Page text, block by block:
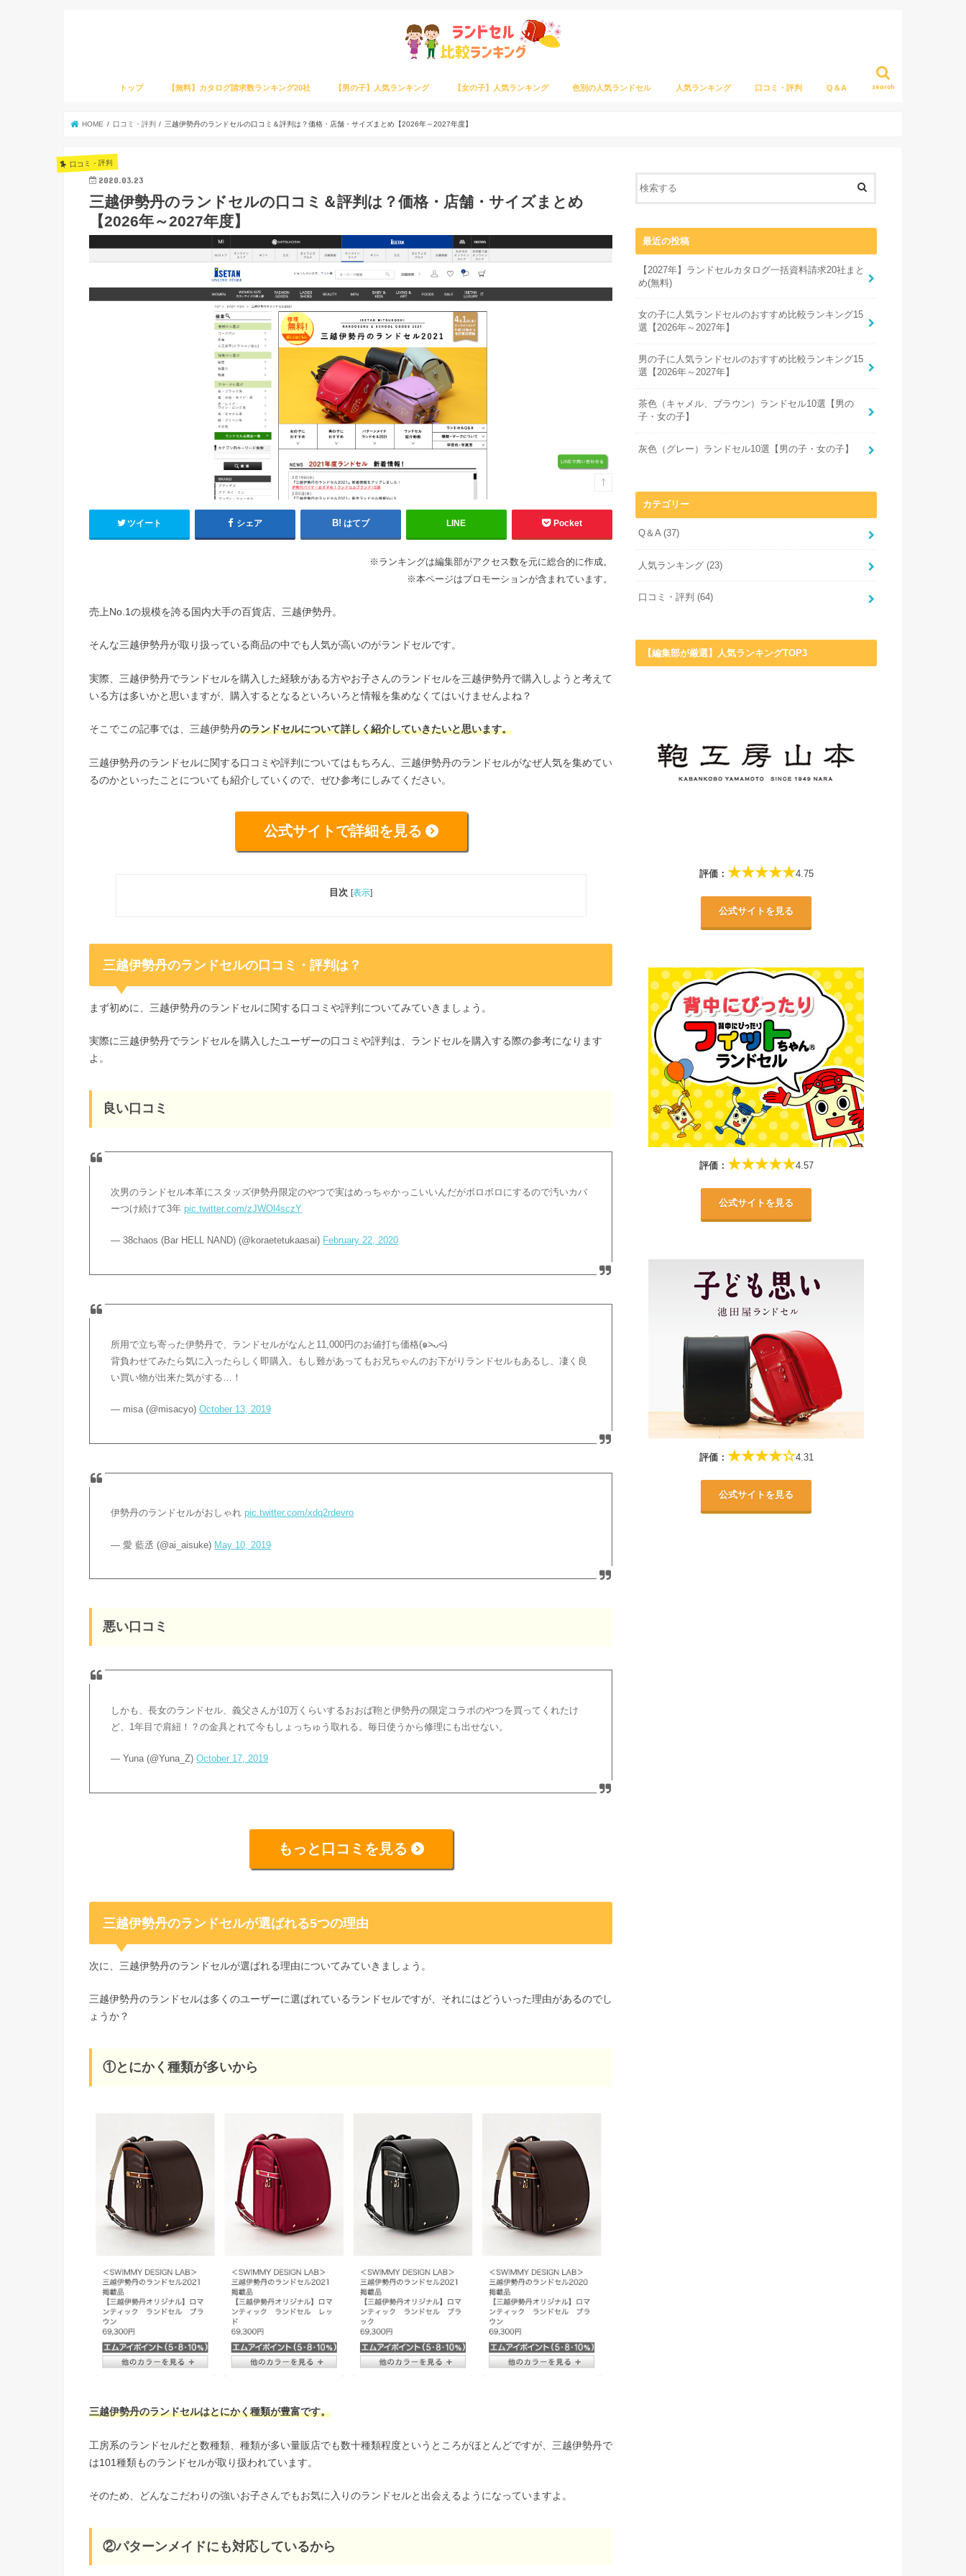
search
トップ 【無料】カタログ請求数ランキング20社 【男の子】人気ランキング 【女の子】人気ランキング 色別の人気ランドセル 人気ランキング 口コミ・評判 Q＆A
HOME 口コミ・評判 三越伊勢丹のランドセルの口コミ＆評判は？価格・店舗・サイズまとめ【2026年～2027年度】
口コミ・評判
2020.03.23
三越伊勢丹のランドセルの口コミ＆評判は？価格・店舗・サイズまとめ
【2026年～2027年度】
ツイート シェア はてブ LINE Pocket
※ランキングは編集部がアクセス数を元に総合的に作成。
※本ページはプロモーションが含まれています。
売上No.1の規模を誇る国内大手の百貨店、三越伊勢丹。
そんな三越伊勢丹が取り扱っている商品の中でも人気が高いのがランドセルです。
実際、三越伊勢丹でランドセルを購入した経験がある方やお子さんのランドセルを三越伊勢丹で購入しようと考えて
いる方は多いかと思いますが、購入するとなるといろいろと情報を集めなくてはいけませんよね？
そこでこの記事では、三越伊勢丹のランドセルについて詳しく紹介していきたいと思います。
三越伊勢丹のランドセルに関する口コミや評判についてはもちろん、三越伊勢丹のランドセルがなぜ人気を集めてい
るのかといったことについても紹介していくので、ぜひ参考にしみてください。
公式サイトで詳細を見る
目次 [表示]
三越伊勢丹のランドセルの口コミ・評判は？
まず初めに、三越伊勢丹のランドセルに関する口コミや評判についてみていきましょう。
実際に三越伊勢丹でランドセルを購入したユーザーの口コミや評判は、ランドセルを購入する際の参考になります
よ。
良い口コミ
次男のランドセル本革にスタッズ伊勢丹限定のやつで実はめっちゃかっこいいんだがボロボロにするので汚いカバ
ーつけ続けて3年pic.twitter.com/zJWOl4sczY
— 38chaos (Bar HELL NAND) (@koraetetukaasai) February 22, 2020
所用で立ち寄った伊勢丹で、ランドセルがなんと11,000円のお値打ち価格(๑˃̵ᴗ˂̵)
背負わせてみたら気に入ったらしく即購入。もし難があってもお兄ちゃんのお下がりランドセルもあるし、凄く良
い買い物が出来た気がする…！
— misa (@misacyo)October 13, 2019
伊勢丹のランドセルがおしゃれpic.twitter.com/xdq2rdevro
— 愛 藍丞 (@ai_aisuke) May 10, 2019
悪い口コミ
しかも、長女のランドセル、義父さんが10万くらいするおおば鞄と伊勢丹の限定コラボのやつを買ってくれたけ
ど、1年目で肩紐！？の金具とれて今もしょっちゅう取れる。毎日使うから修理にも出せない。
— Yuna (@Yuna_Z)October 17, 2019
もっと口コミを見る
三越伊勢丹のランドセルが選ばれる5つの理由
次に、三越伊勢丹のランドセルが選ばれる理由についてみていきましょう。
三越伊勢丹のランドセルは多くのユーザーに選ばれているランドセルですが、それにはどういった理由があるのでし
ょうか？
①とにかく種類が多いから
三越伊勢丹のランドセルはとにかく種類が豊富です。
工房系のランドセルだと数種類、種類が多い量販店でも数十種類程度というところがほとんどですが、三越伊勢丹で
は101種類ものランドセルが取り扱われています。
そのため、どんなこだわりの強いお子さんでもお気に入りのランドセルと出会えるようになっていますよ。
②パターンメイドにも対応しているから
最近の投稿
【2027年】ランドセルカタログ一括資料請求20社まと
め(無料)
女の子に人気ランドセルのおすすめ比較ランキング15
選【2026年～2027年】
男の子に人気ランドセルのおすすめ比較ランキング15
選【2026年～2027年】
茶色（キャメル、ブラウン）ランドセル10選【男の
子・女の子】
灰色（グレー）ランドセル10選【男の子・女の子】
カテゴリー
Q＆A (37)
人気ランキング (23)
口コミ・評判 (64)
【編集部が厳選】人気ランキングTOP3
評価： ★★★★★4.75
公式サイトを見る
評価： ★★★★★4.57
公式サイトを見る
評価： ★★★★☆4.31
公式サイトを見る